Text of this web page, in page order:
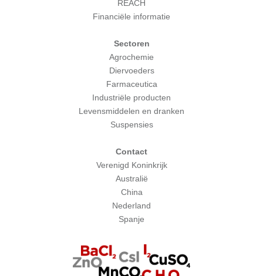
REACH
Financiële informatie
Sectoren
Agrochemie
Diervoeders
Farmaceutica
Industriële producten
Levensmiddelen en dranken
Suspensies
Contact
Verenigd Koninkrijk
Australië
China
Nederland
Spanje